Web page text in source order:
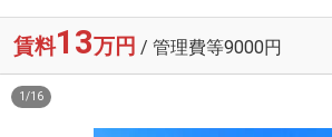
賃料13万円 / 管理費等9000円
1 /16